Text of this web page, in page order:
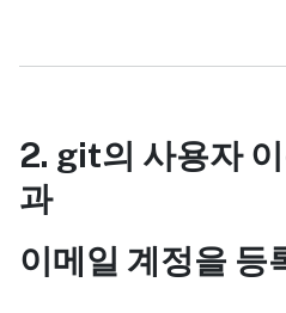
2. git의 사용자
과
이메일 계정을 등